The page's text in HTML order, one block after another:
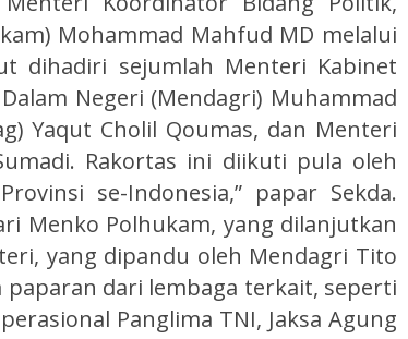
Mohammad Mahfud MD melalui
dihadiri sejumlah Menteri Kabinet
Negeri (Mendagri) Muhammad
Yaqut Cholil Qoumas, dan Menteri
Rakortas ini diikuti pula oleh
se-Indonesia,” papar Sekda.
Menko Polhukam, yang dilanjutkan
yang dipandu oleh Mendagri Tito
dari lembaga terkait, seperti
Panglima TNI, Jaksa Agung